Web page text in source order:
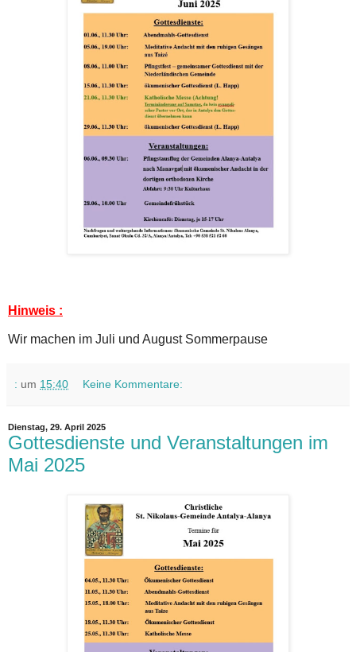
Hinweis :
Wir machen im Juli und August Sommerpause
: um 15:40 Keine Kommentare:
Dienstag, 29. April 2025
Gottesdienste und Veranstaltungen im
Mai 2025